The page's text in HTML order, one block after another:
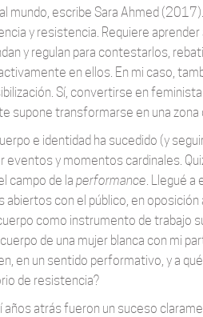
escribe Sara Ahmed
y resistencia. Requiere
y regulan para contestarlos,
en ellos. En mi caso,
Sí, convertirse en
supone transformarse en una zona
e identidad ha sucedido (y
y momentos cardinales.
campo de la performance . Llegué
con el público, en
como instrumento de trabajo
de una mujer blanca con mi
en un sentido performativo, y a
de resistencia?
atrás fueron un suceso